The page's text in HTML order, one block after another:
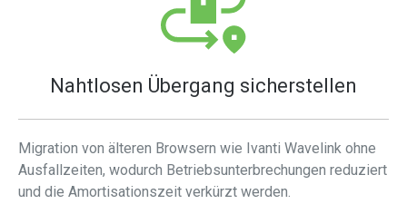
Nahtlosen Übergang sicherstellen
Migration von älteren Browsern wie Ivanti Wavelink ohne
Ausfallzeiten, wodurch Betriebsunterbrechungen reduziert
und die Amortisationszeit verkürzt werden.